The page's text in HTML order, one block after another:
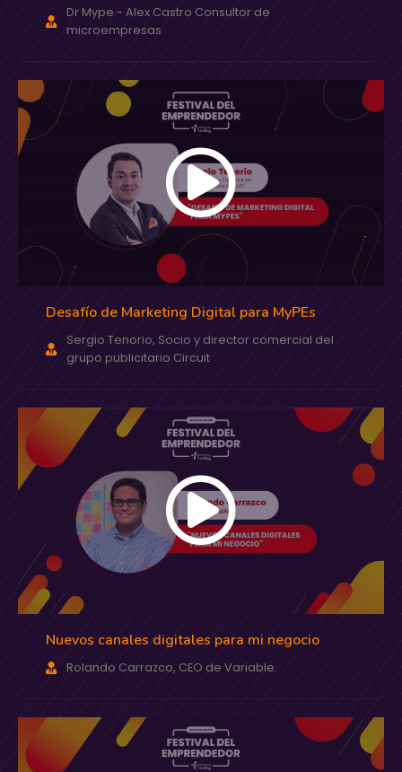
Dr Mype - Alex Castro Consultor de
microempresas
Desafío de Marketing Digital para MyPEs
Sergio Tenorio, Socio y director comercial del
grupo publicitario Circuit
Nuevos canales digitales para mi negocio
Rolando Carrazco, CEO de Variable.